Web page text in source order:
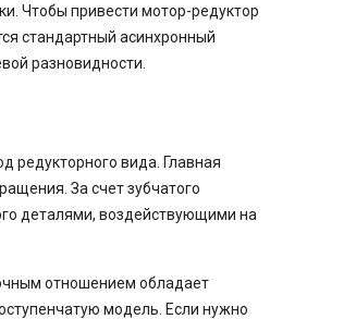
Чтобы привести мотор-редуктор
стандартный асинхронный
разновидности.
редукторного вида. Главная
За счет зубчатого
деталями, воздействующими на
отношением обладает
модель. Если нужно